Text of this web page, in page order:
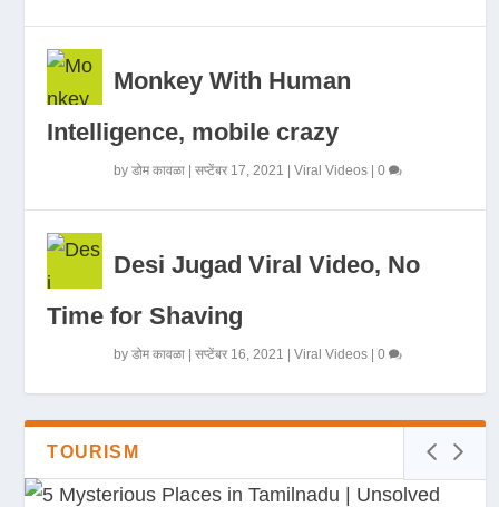
Monkey With Human
Intelligence, mobile crazy
byडोम कावळा |सप्टेंबर 17, 2021 |Viral Videos |0
Desi Jugad Viral Video, No
Time for Shaving
byडोम कावळा |सप्टेंबर 16, 2021 |Viral Videos |0
TOURISM